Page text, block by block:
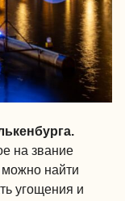
на звание
найти
угощения и